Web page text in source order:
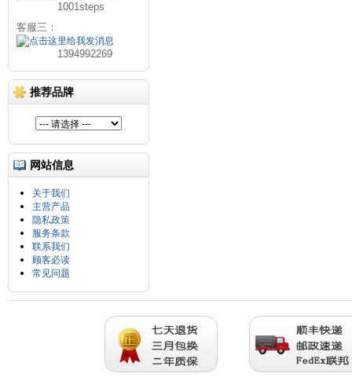
1001steps
客服三：
1394992269
推荐品牌
网站信息
关于我们
主营产品
隐私政策
服务条款
联系我们
顾客必读
常见问题